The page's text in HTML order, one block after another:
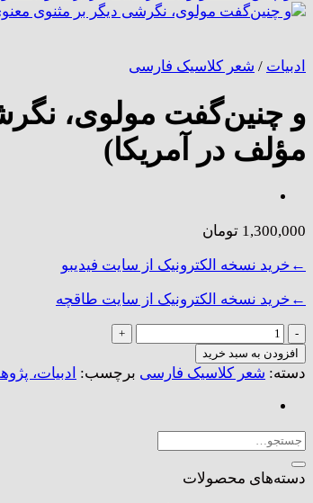
ادبیات / شعر کلاسیک فارسی
و چنین‌گفت مولوی،
مؤلف در آمریکا)
1,300,000 تومان
←خرید نسخه الکترونیک از سایت فیدیبو
←خرید نسخه الکترونیک از سایت طاقچه
و
چنین‌گفت
مولوی،
دیگر
بر
مثنوی
سلسله
افزودن به سبد خرید
دسته: شعر کلاسیک فارسی برچسب: ادبیات،
جستجو
برای:
دسته‌های محصولات